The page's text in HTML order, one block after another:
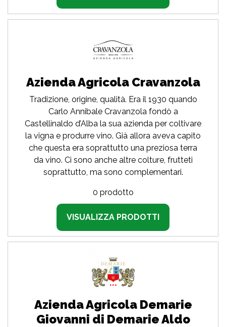
Azienda Agricola Cravanzola
Tradizione, origine, qualità. Era il 1930 quando
Carlo Annibale Cravanzola fondò a
Castellinaldo d’Alba la sua azienda per coltivare
la vigna e produrre vino. Già allora aveva capito
che questa era soprattutto una preziosa terra
da vino. Ci sono anche altre colture, frutteti
soprattutto, ma sono complementari.
0 prodotto
VISUALIZZA PRODOTTI
Azienda Agricola Demarie
Giovanni di Demarie Aldo